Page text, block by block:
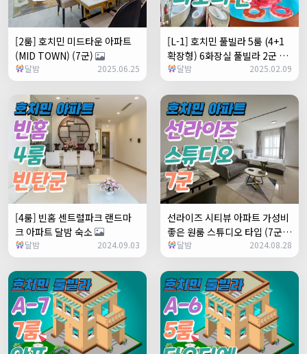
[2룸] 호치민 미드타운 아파트
(MID TOWN) (7군)
달밤 2025.06.25
[L-1] 호치민 풀빌라 5룸 (4+1
확장형) 6화장실 풀빌라 2군 타
오디엔
달밤 2025.02.09
[4룸] 빈홈 센트럴파크 랜드마
크 아파트 달밤 숙소
달밤 2024.09.03
선라이즈 시티뷰 아파트 가성비
좋은 원룸 스튜디오 타입 (7군)
+1
달밤 2024.08.28